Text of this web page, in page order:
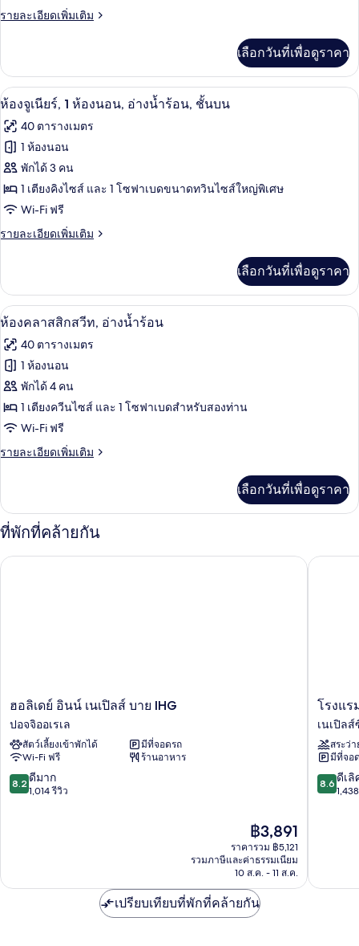
เตียง
คิง
ไซส์
เตียง
และ
โซฟา
เบด,
วิว
เมือง
รายละเอียดเพิ่มเติม
ราย
เกี่ยว
กับ
ห้อง
ซิ
เดน
ล,
เตียง
คิง
ไซส์
1
เบด,
อ่าง
น้ำวน,
เมือง
เลือกวันที่เพื่อดูราคา
เปิด
ภาพถ่าย
ทั้งหมด
ของ
ห้อง
จู
เนียร์,
นอน,
อ่าง
น้ำ
ร้อน,
ชั้น
บน
เครื่องนอนระดับพรีเมียม, เตียงเมมโ
3
ห้องจูเนียร์, 1 ห้องนอน, อ่างน้ำร้อน, ชั้นบน
40 ตารางเมตร
1 ห้องนอน
พักได้ 3 คน
1 เตียงคิงไซส์ และ 1 โซฟาเบดขนาดทวินไซส์ใหญ่พิเศษ
Wi-Fi ฟรี
รายละเอียดเพิ่มเติม
ราย
เกี่ยว
กับ
ห้อง
เนียร์,
นอน,
อ่าง
น้ำ
ร้อน,
ชั้น
เลือกวันที่เพื่อดูราคา
เปิด
ภาพถ่าย
ทั้งหมด
ของ
ห้อง
คลาส
สิ
สวีท,
อ่าง
ร้อน
ห้องคลาสสิกสวีท, อ่างน้ำร้อน | เครื่อ
6
ห้องคลาสสิกสวีท, อ่างน้ำร้อน
40 ตารางเมตร
1 ห้องนอน
พักได้ 4 คน
1 เตียงควีนไซส์ และ 1 โซฟาเบดสำหรับสองท่าน
Wi-Fi ฟรี
รายละเอียดเพิ่มเติม
ราย
เกี่ยว
กับ
ห้อง
สิ
เลือกวันที่เพื่อดูราคา
ที่พักที่คล้ายกัน
ฮอ
ลิ
เดย์
อินน์
เนเปิลส์
บาย
IHG
ฮอลิเดย์ อินน์ เนเปิลส์ บาย IHG
ปอจจิออเรเล
สัตว์เลี้ยงเข้าพักได้
มีที่จอดรถ
Wi-Fi ฟรี
ร้านอาหาร
8.2
จาก
8.2 ดีมาก
1,014 รีวิว
ราคา
ปัจจุบัน
คือ
฿3,891
฿3,891
ราคารวม ฿5,121
รวมภาษีและค่าธรรมเนียม
10 ส.ค. - 11 ส.ค.
ฮอลิเดย์ อินน์ เนเปิลส์ บาย IHG
โรงแรม
รอยัล
คอน
ติ
เนนตัล
เนเปิลส์
เนเปิลส์
โรงแร
เนเปิล
สระว่
มีที่จอ
8.6
จาก
8.6 ดีเลิ
โรงแรม
เปรียบเทียบที่พักที่คล้ายกัน